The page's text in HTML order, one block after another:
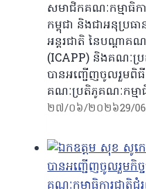
សមាជិកគណៈកម្មាធិ
កម្ពុជា និងជាអនុប្រធ
អន្តរជាតិ នៃបណ្តា
(ICAPP) និងគណៈប្
បានអញ្ជើញចូលរួមពិធី
គណៈប្រតិភូគណៈកម្មា
២៧/០៦/២០២៦29/